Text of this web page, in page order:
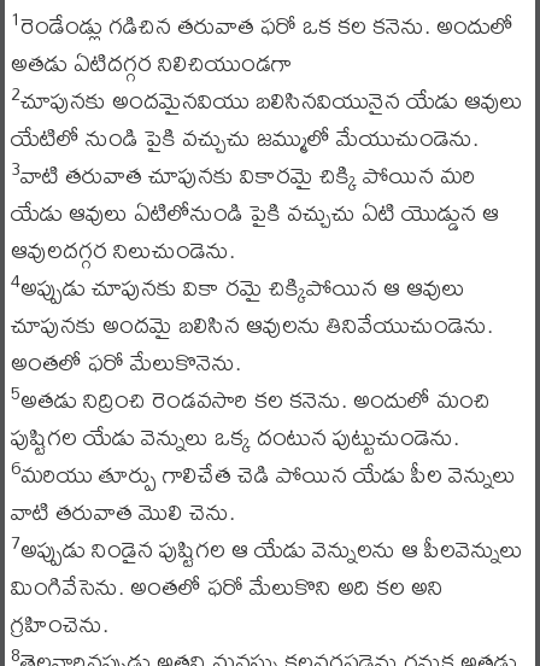
1రెండేండ్లు గడిచిన తరువాత ఫరో ఒక కల కనెను. అందులో
అతడు ఏటిదగ్గర నిలిచియుండగా
2చూపునకు అందమైనవియు బలిసినవియునైన యేడు ఆవులు
యేటిలో నుండి పైకి వచ్చుచు జమ్ములో మేయుచుండెను.
3వాటి తరువాత చూపునకు వికారమై చిక్కి పోయిన మరి
యేడు ఆవులు ఏటిలోనుండి పైకి వచ్చుచు ఏటి యొడ్డున ఆ
ఆవులదగ్గర నిలుచుండెను.
4అప్పుడు చూపునకు వికా రమై చిక్కిపోయిన ఆ ఆవులు
చూపునకు అందమై బలిసిన ఆవులను తినివేయుచుండెను.
అంతలో ఫరో మేలుకొనెను.
5అతడు నిద్రించి రెండవసారి కల కనెను. అందులో మంచి
పుష్టిగల యేడు వెన్నులు ఒక్క దంటున పుట్టుచుండెను.
6మరియు తూర్పు గాలిచేత చెడి పోయిన యేడు పీల వెన్నులు
వాటి తరువాత మొలి చెను.
7అప్పుడు నిండైన పుష్టిగల ఆ యేడు వెన్నులను ఆ పీలవెన్నులు
మింగివేసెను. అంతలో ఫరో మేలుకొని అది కల అని
గ్రహించెను.
8